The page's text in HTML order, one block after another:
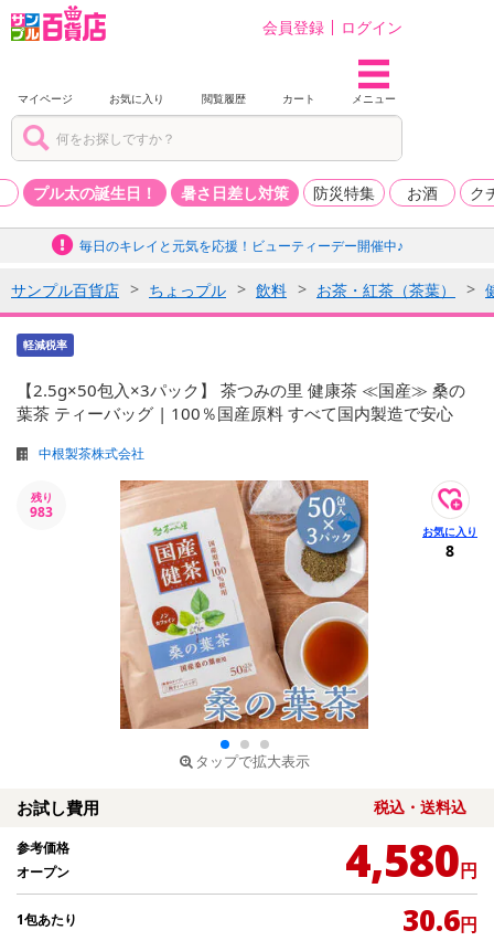
会員登録 ログイン
マイページ お気に入り 閲覧履歴 カート メニュー
プル太の誕生日！ 暑さ日差し対策 防災特集 お酒 ク
毎日のキレイと元気を応援！ビューティーデー開催中♪
サンプル百貨店 ちょっプル 飲料 お茶・紅茶（茶葉）
軽減税率
【2.5g×50包入×3パック】 茶つみの里 健康茶 ≪国産≫ 桑の
葉茶 ティーバッグ | 100％国産原料 すべて国内製造で安心
中根製茶株式会社
残り
983
タップで拡大表示
8
お試し費用 税込・送料込
参考価格
オープン
4,580円
1包あたり 30.6円